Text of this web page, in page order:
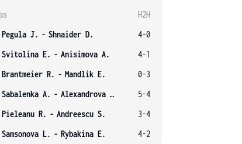
H2H
Pegula J. - Shnaider D.
4-0
Svitolina E. - Anisimova A.
4-1
Brantmeier R. - Mandlik E.
0-3
Sabalenka A. - Alexandrova E.
5-4
Pieleanu R. - Andreescu S.
3-4
Samsonova L. - Rybakina E. 4-2